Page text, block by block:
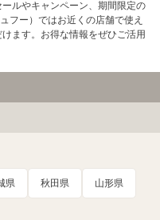
ルやキャンペーン、期間限定の
フー）ではお近くの店舗で使え
ます。お得な情報をぜひご活用
県 秋田県 山形県